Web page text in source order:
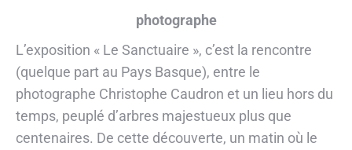
photographe
L’exposition « Le Sanctuaire », c’est la rencontre
(quelque part au Pays Basque), entre le
photographe Christophe Caudron et un lieu hors du
temps, peuplé d’arbres majestueux plus que
centenaires. De cette découverte, un matin où le